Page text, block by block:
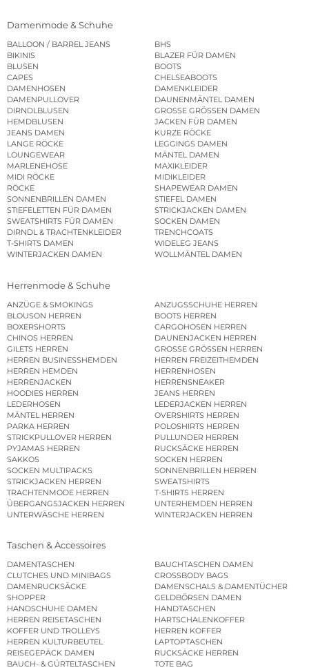
Damenmode & Schuhe
BALLOON / BARREL JEANS
BHS
BIKINIS
BLAZER FÜR DAMEN
BLUSEN
BOOTS
CAPES
CHELSEABOOTS
DAMENHOSEN
DAMENKLEIDER
DAMENPULLOVER
DAUNENMÄNTEL DAMEN
DIRNDLBLUSEN
GROSSE GRÖSSEN DAMEN
HEMDBLUSEN
JACKEN FÜR DAMEN
JEANS DAMEN
KURZE RÖCKE
LANGE RÖCKE
LEGGINGS DAMEN
LOUNGEWEAR
MÄNTEL DAMEN
MARLENEHOSE
MAXIKLEIDER
MIDI RÖCKE
MIDIKLEIDER
RÖCKE
SHAPEWEAR DAMEN
SONNENBRILLEN DAMEN
STIEFEL DAMEN
STIEFELETTEN FÜR DAMEN
STRICKJACKEN DAMEN
SWEATSHIRTS FÜR DAMEN
SOCKEN DAMEN
DIRNDL & TRACHTENKLEIDER
TRENCHCOATS
T-SHIRTS DAMEN
WIDELEG JEANS
WINTERJACKEN DAMEN
WOLLMÄNTEL DAMEN
Herrenmode & Schuhe
ANZÜGE & SMOKINGS
ANZUGSSCHUHE HERREN
BLOUSON HERREN
BOOTS HERREN
BOXERSHORTS
CARGOHOSEN HERREN
CHINOS HERREN
DAUNENJACKEN HERREN
GILETS HERREN
GROSSE GRÖSSEN HERREN
HERREN BUSINESSHEMDEN
HERREN FREIZEITHEMDEN
HERREN HEMDEN
HERRENHOSEN
HERRENJACKEN
HERRENSNEAKER
HOODIES HERREN
JEANS HERREN
LEDERHOSEN
LEDERJACKEN HERREN
MÄNTEL HERREN
OVERSHIRTS HERREN
PARKA HERREN
POLOSHIRTS HERREN
STRICKPULLOVER HERREN
PULLUNDER HERREN
PYJAMAS HERREN
RUCKSÄCKE HERREN
SAKKOS
SOCKEN HERREN
SOCKEN MULTIPACKS
SONNENBRILLEN HERREN
STRICKJACKEN HERREN
SWEATSHIRTS
TRACHTENMODE HERREN
T-SHIRTS HERREN
ÜBERGANGSJACKEN HERREN
UNTERHEMDEN HERREN
UNTERWÄSCHE HERREN
WINTERJACKEN HERREN
Taschen & Accessoires
DAMENTASCHEN
BAUCHTASCHEN DAMEN
CLUTCHES UND MINIBAGS
CROSSBODY BAGS
DAMENRUCKSÄCKE
DAMENSCHALS & DAMENTÜCHER
SHOPPER
GELDBÖRSEN DAMEN
HANDSCHUHE DAMEN
HANDTASCHEN
HERREN REISETASCHEN
HARTSCHALENKOFFER
KOFFER UND TROLLEYS
HERREN KOFFER
HERREN KULTURBEUTEL
LAPTOPTASCHEN
REISEGEPÄCK DAMEN
RUCKSÄCKE HERREN
BAUCH- & GÜRTELTASCHEN
TOTE BAG